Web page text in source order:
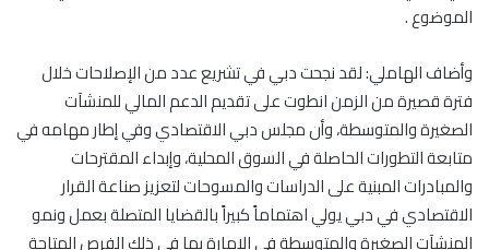
الموضوع .
وأضاف الهاملي: لقد نجحت دبي في تشريع عدد من الإصلاحات خلال
فترة قصيرة من الزمن انطوت على تقديم الدعم المالي للمنشآت
الصغيرة والمتوسطة، وأن مجلس دبي الاقتصادي وفي إطار مهامه في
متابعة التطورات الحاصلة في السوق المحلية، وإبداء المقترحات
والمبادرات المبنية على الدراسات والمسوحات لتعزيز صناعة القرار
الاقتصادي في دبي يولي اهتماماً كبيراً بالقضايا المتصلة بعمل ونمو
المنشآت الصغيرة والمتوسطة في الامارة بما في ذلك الفرص المتاحة